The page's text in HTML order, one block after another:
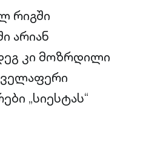
რიგში
არიან
კი მოზრდილი
„სიესტას“